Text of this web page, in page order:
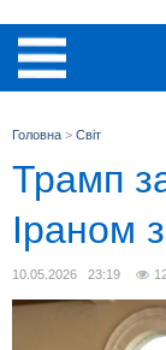
Головна > Світ
Трамп
Іраном
10.05.2026 23:19